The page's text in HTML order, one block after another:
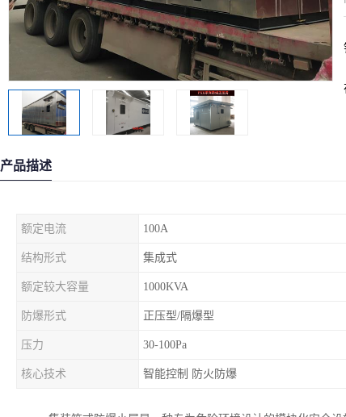
产品描述
额定电流 100A
结构形式 集成式
额定较大容量 1000KVA
防爆形式 正压型/隔爆型
压力 30-100Pa
核心技术 智能控制 防火防爆